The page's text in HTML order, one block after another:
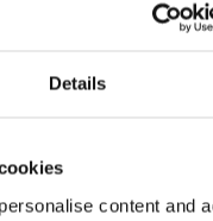
Details
content and
KLEIDER